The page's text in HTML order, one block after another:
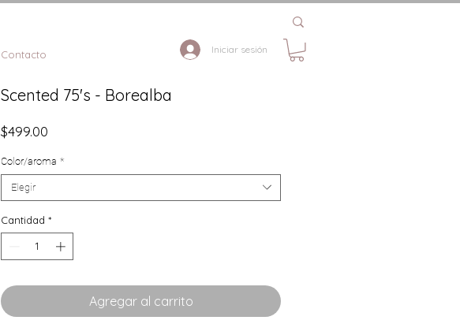
Contacto Iniciar sesión
Scented 75's - Borealba
$499.00
Color/aroma *
Elegir
Cantidad *
Agregar al carrito